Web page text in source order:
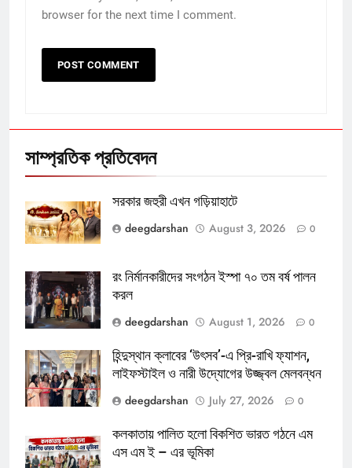
browser for the next time I comment.
সাম্প্রতিক প্রতিবেদন
সরকার জহুরী এখন গড়িয়াহাটে
deegdarshan
August 3, 2026 0
রং নির্মানকারীদের সংগঠন ইস্পা ৭০ তম বর্ষ পালন
করল
deegdarshan
August 1, 2026 0
হিন্দুস্থান ক্লাবের ‘উৎসব’-এ প্রি-রাখি ফ্যাশন,
লাইফস্টাইল ও নারী উদ্যোগের উজ্জ্বল মেলবন্ধন
deegdarshan
July 27, 2026 0
কলকাতায় পালিত হলো বিকশিত ভারত গঠনে এম
এস এম ই – এর ভূমিকা